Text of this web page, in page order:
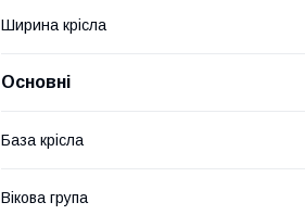
Ширина крісла
Основні
База крісла
Вікова група